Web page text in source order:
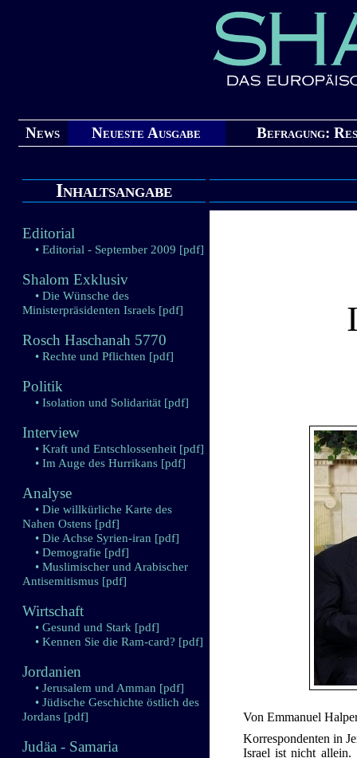
News Neueste Ausgabe Befragung:
Inhaltsangabe
Editorial
• Editorial - September 2009 [pdf]
Shalom Exklusiv
• Die Wünsche des
Ministerpräsidenten Israels [pdf]
Rosch Haschanah 5770
• Rechte und Pflichten [pdf]
Politik
• Isolation und Solidarität [pdf]
Interview
• Kraft und Entschlossenheit [pdf]
• Im Auge des Hurrikans [pdf]
Analyse
• Die willkürliche Karte des
Nahen Ostens [pdf]
• Die Achse Syrien-iran [pdf]
• Demografie [pdf]
• Muslimischer und Arabischer
Antisemitismus [pdf]
Wirtschaft
• Gesund und Stark [pdf]
• Kennen Sie die Ram-card? [pdf]
Jordanien
• Jerusalem und Amman [pdf]
• Jüdische Geschichte östlich des
Jordans [pdf]
Judäa - Samaria
Von Emmanuel
Korrespondenten in
Israel ist nicht allein.